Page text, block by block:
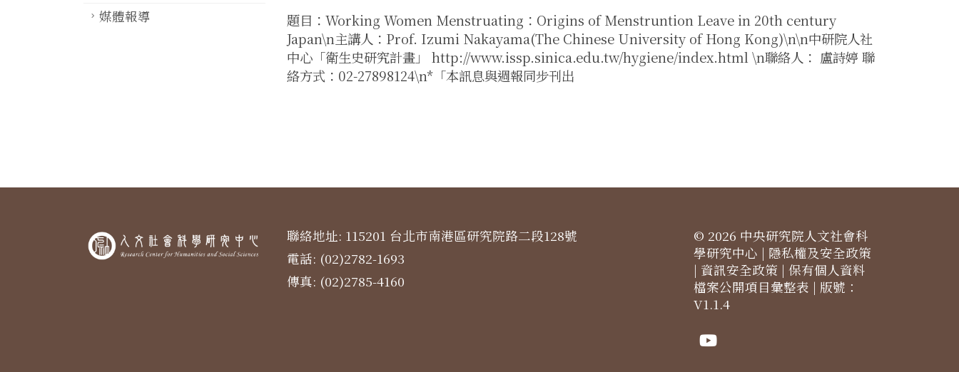
媒體報導
題目：Working Women Menstruating：Origins of Menstruntion Leave in 20th century
Japan\n主講人：Prof. Izumi Nakayama(The Chinese University of Hong Kong)\n\n中研院人社
中心「衛生史研究計畫」 http://www.issp.sinica.edu.tw/hygiene/index.html \n聯絡人： 盧詩婷 聯
絡方式：02-27898124\n*「本訊息與週報同步刊出
聯絡地址: 115201 台北市南港區研究院路二段128號
電話: (02)2782-1693
傳真: (02)2785-4160
© 2026 中央研究院人文社會科
學研究中心 | 隱私權及安全政策
| 資訊安全政策 | 保有個人資料
檔案公開項目彙整表 | 版號：
V1.1.4
Youtube